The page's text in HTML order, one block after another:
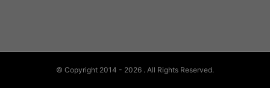
© Copyright 2014 - 2026 . All Rights Reserved.